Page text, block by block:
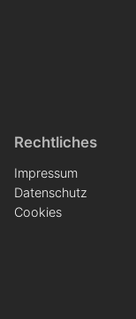
Rechtliches
Impressum
Datenschutz
Cookies